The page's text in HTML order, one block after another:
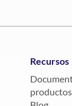
Recursos
productos